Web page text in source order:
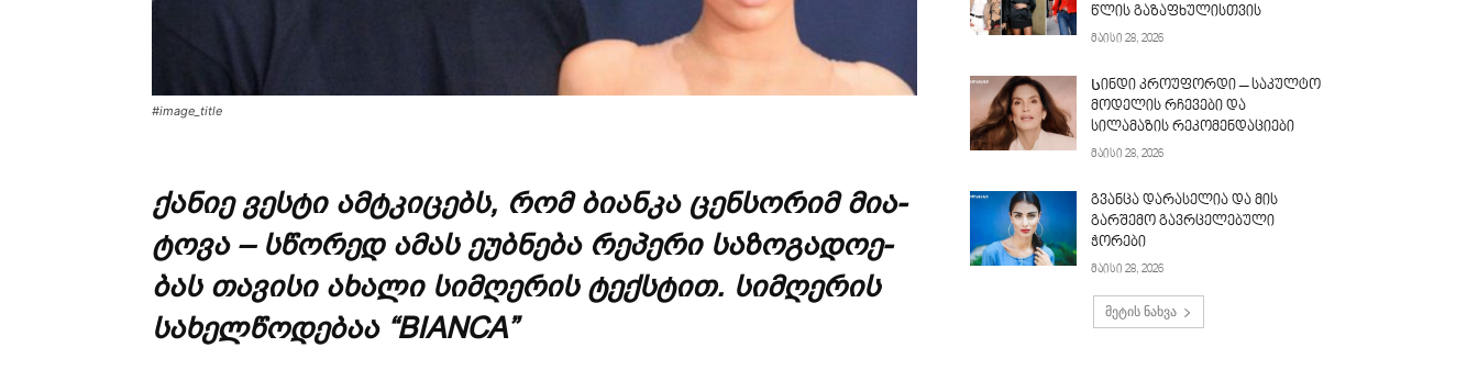
#image_title
ქა­ნიე ვეს­ტი ამ­ტკი­ცებს, რომ ბი­ან­კა ცენ­სო­რიმ მი­ა­
ტო­ვა – სწო­რედ ამას ეუბ­ნე­ბა რე­პე­რი სა­ზო­გა­დო­ე­
ბას თა­ვი­სი ახა­ლი სიმ­ღე­რის ტექ­სტით. სიმ­ღე­რის
სა­ხელ­წო­დე­ბაა “BIANCA”
წლის გაზაფხულისთვის
მაისი 28, 2026
Სინდი კროუფორდი – საკულტო
მოდელის რჩევები და
სილამაზის რეკომენდაციები
მაისი 28, 2026
გვანცა დარასელია და მის
გარშემო გავრცელებული
ჭორები
მაისი 28, 2026
მეტის ნახვა